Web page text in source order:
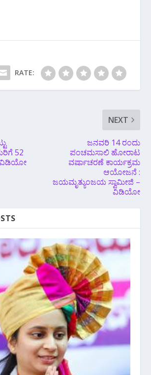
RATE:
52
ವಿಡಿಯೋ
NEXT
ಜನವರಿ 14 ರಂದು
ಪಂಚಮಸಾಲಿ ಹೋರಾಟ
ವರ್ಷಾಚರಣೆ ಕಾರ್ಯಕ್ರಮ
ಆಯೋಜನೆ :
ಜಯಮೃತ್ಯುಂಜಯ ಸ್ವಾಮೀಜಿ –
ವಿಡಿಯೋ